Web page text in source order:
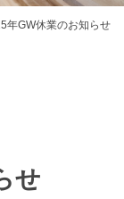
年GW休業のお知らせ
せ